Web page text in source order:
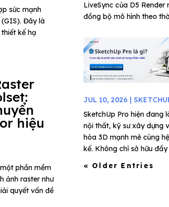
sức mạnh
Đây là
kế hạ
hiệu
phần mềm
ảnh raster như
quyết vấn đề
LiveSync của D5
đồng bộ mô hình theo
JUL 10, 2026 |
SketchUp Pro hiện đang
nội thất, kỹ sư xây dựng
hóa 3D mạnh mẽ cùng
kế. Không chỉ sở hữu
« Older Entries